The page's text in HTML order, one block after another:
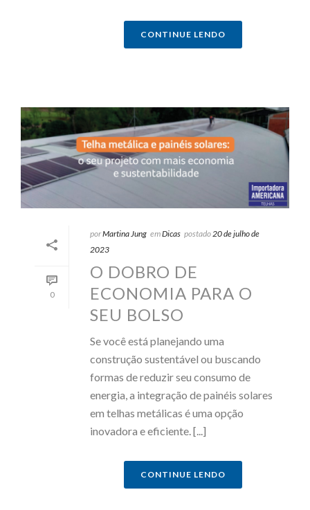
CONTINUE LENDO
0
porMartina Jung emDicas postado 20 de julho de
2023
O DOBRO DE
ECONOMIA PARA O
SEU BOLSO
Se você está planejando uma
construção sustentável ou buscando
formas de reduzir seu consumo de
energia, a integração de painéis solares
em telhas metálicas é uma opção
inovadora e eficiente. [...]
CONTINUE LENDO